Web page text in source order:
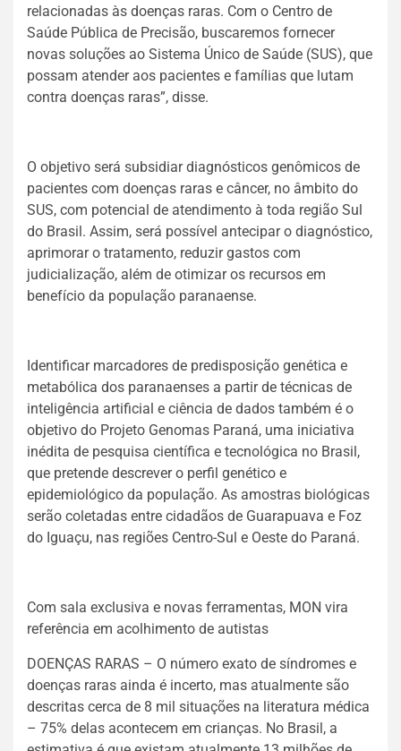
relacionadas às doenças raras. Com o Centro de
Saúde Pública de Precisão, buscaremos fornecer
novas soluções ao Sistema Único de Saúde (SUS), que
possam atender aos pacientes e famílias que lutam
contra doenças raras”, disse.
O objetivo será subsidiar diagnósticos genômicos de
pacientes com doenças raras e câncer, no âmbito do
SUS, com potencial de atendimento à toda região Sul
do Brasil. Assim, será possível antecipar o diagnóstico,
aprimorar o tratamento, reduzir gastos com
judicialização, além de otimizar os recursos em
benefício da população paranaense.
Identificar marcadores de predisposição genética e
metabólica dos paranaenses a partir de técnicas de
inteligência artificial e ciência de dados também é o
objetivo do Projeto Genomas Paraná, uma iniciativa
inédita de pesquisa científica e tecnológica no Brasil,
que pretende descrever o perfil genético e
epidemiológico da população. As amostras biológicas
serão coletadas entre cidadãos de Guarapuava e Foz
do Iguaçu, nas regiões Centro-Sul e Oeste do Paraná.
Com sala exclusiva e novas ferramentas, MON vira
referência em acolhimento de autistas
DOENÇAS RARAS – O número exato de síndromes e
doenças raras ainda é incerto, mas atualmente são
descritas cerca de 8 mil situações na literatura médica
– 75% delas acontecem em crianças. No Brasil, a